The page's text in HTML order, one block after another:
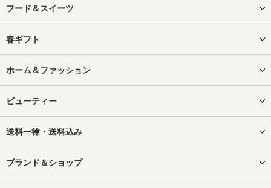
フード＆スイーツ
春ギフト
ホーム＆ファッション
ビューティー
送料一律・送料込み
ブランド＆ショップ